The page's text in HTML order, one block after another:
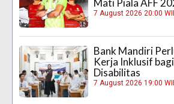
7 August 2026 20:00
Bank Mandiri
Kerja Inklusif
Disabilitas
7 August 2026 19:00